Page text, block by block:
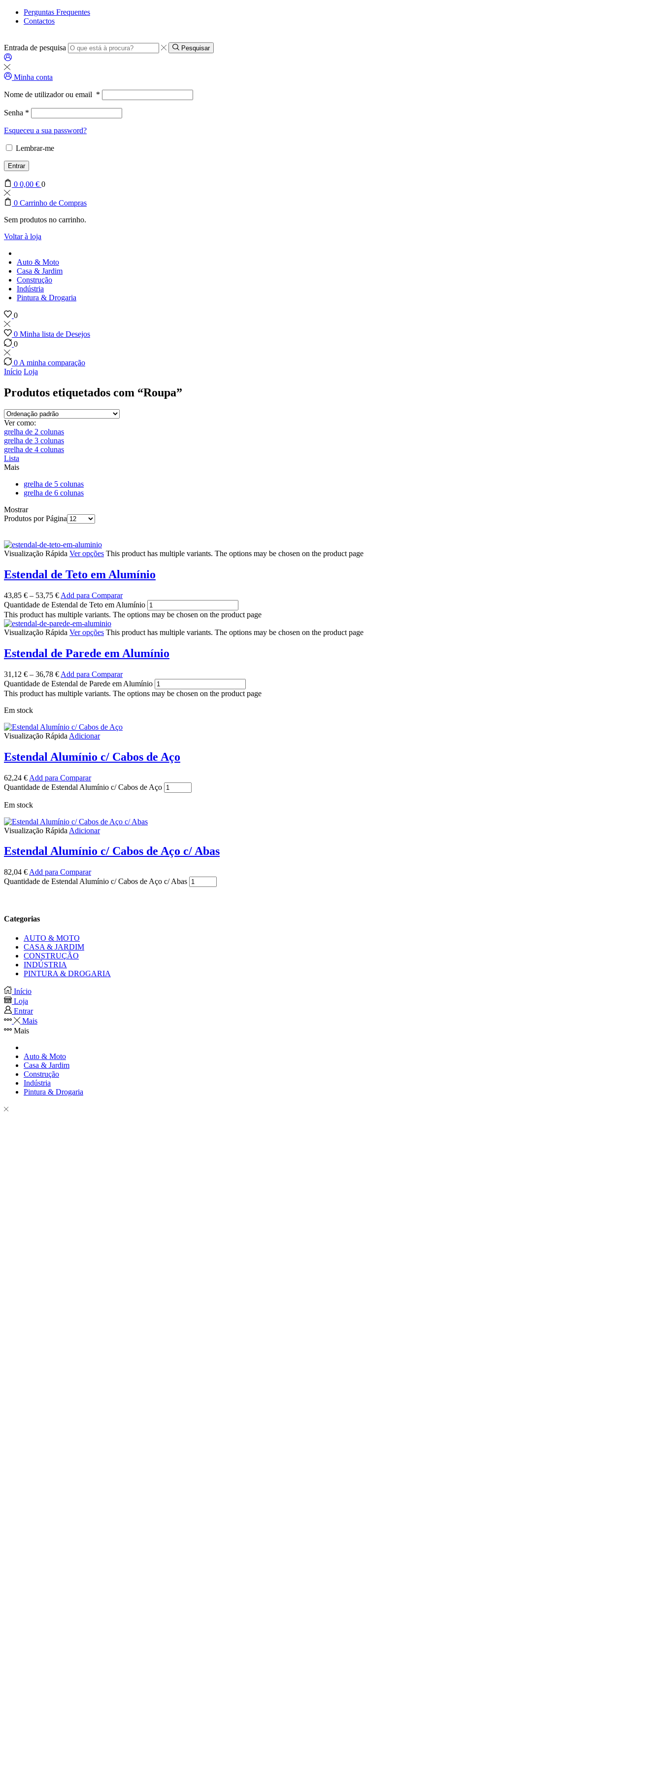
Perguntas Frequentes
Contactos
Entrada de pesquisa Pesquisar
Minha conta
Nome de utilizador ou email *
Senha *
Esqueceu a sua password?
Lembrar-me
Entrar
0 0,00 € 0
0 Carrinho de Compras
Sem produtos no carrinho.
Voltar à loja
Auto & Moto
Casa & Jardim
Construção
Indústria
Pintura & Drogaria
0
0 Minha lista de Desejos
0
0 A minha comparação
Início Loja
Produtos etiquetados com “Roupa”
Ver como:
grelha de 2 colunas
grelha de 3 colunas
grelha de 4 colunas
Lista
Mais
grelha de 5 colunas
grelha de 6 colunas
Mostrar
Produtos por Página
Visualização Rápida Ver opções This product has multiple variants. The options may be chosen on the product page
Estendal de Teto em Alumínio
43,85 € – 53,75 € Add para Comparar
Quantidade de Estendal de Teto em Alumínio
This product has multiple variants. The options may be chosen on the product page
Visualização Rápida Ver opções This product has multiple variants. The options may be chosen on the product page
Estendal de Parede em Alumínio
31,12 € – 36,78 € Add para Comparar
Quantidade de Estendal de Parede em Alumínio
This product has multiple variants. The options may be chosen on the product page
Em stock
Visualização Rápida Adicionar
Estendal Alumínio c/ Cabos de Aço
62,24 € Add para Comparar
Quantidade de Estendal Alumínio c/ Cabos de Aço
Em stock
Visualização Rápida Adicionar
Estendal Alumínio c/ Cabos de Aço c/ Abas
82,04 € Add para Comparar
Quantidade de Estendal Alumínio c/ Cabos de Aço c/ Abas
Categorias
AUTO & MOTO
CASA & JARDIM
CONSTRUÇÃO
INDÚSTRIA
PINTURA & DROGARIA
Início
Loja
Entrar
Mais
Mais
Auto & Moto
Casa & Jardim
Construção
Indústria
Pintura & Drogaria